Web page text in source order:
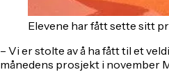
Elevene har fått sette sitt
– Vi er stolte av å ha fått til et
månedens prosjekt i november